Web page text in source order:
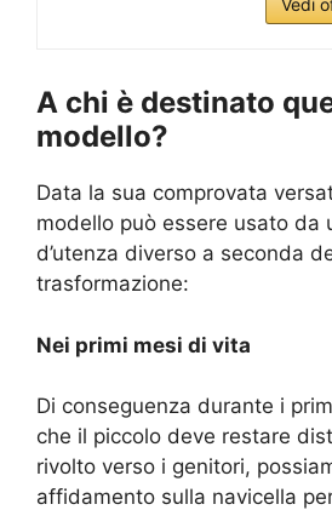
Vedi
A chi è destinato
modello?
Data la sua comprovata
modello può essere usato da
d’utenza diverso a seconda
trasformazione:
Nei primi mesi di vita
Di conseguenza durante i
che il piccolo deve restare
rivolto verso i genitori,
affidamento sulla navicella